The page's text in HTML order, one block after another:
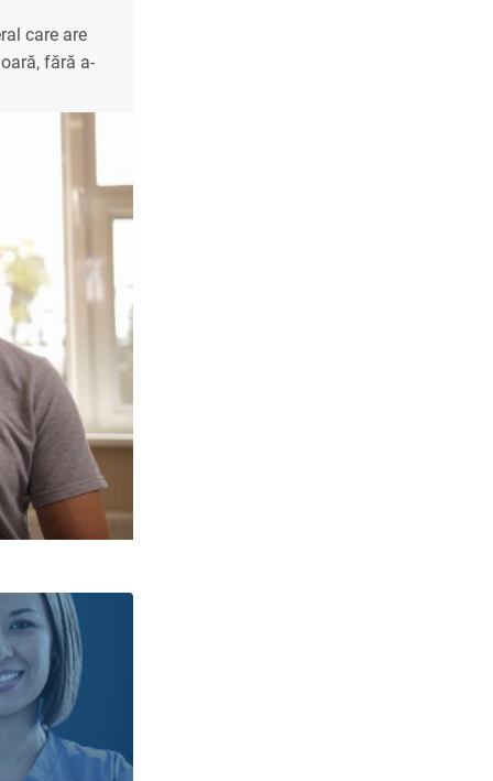
care are
fără a-